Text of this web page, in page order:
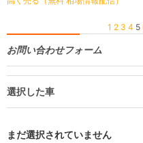
1 2 3 4 5
お問い合わせフォーム
選択した車
まだ選択されていません